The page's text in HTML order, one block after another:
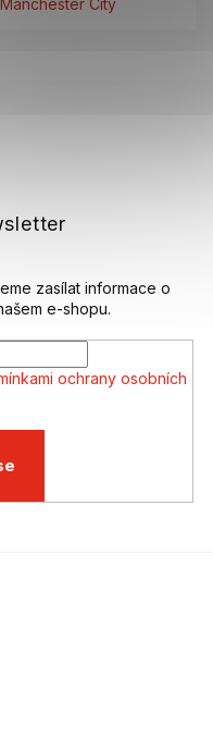
zasílat informace o
e-shopu.
ochrany osobních